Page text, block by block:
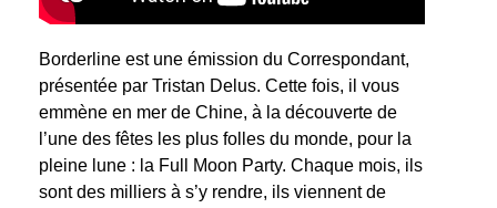
Borderline est une émission du Correspondant,
présentée par Tristan Delus. Cette fois, il vous
emmène en mer de Chine, à la découverte de
l’une des fêtes les plus folles du monde, pour la
pleine lune : la Full Moon Party. Chaque mois, ils
sont des milliers à s’y rendre, ils viennent de